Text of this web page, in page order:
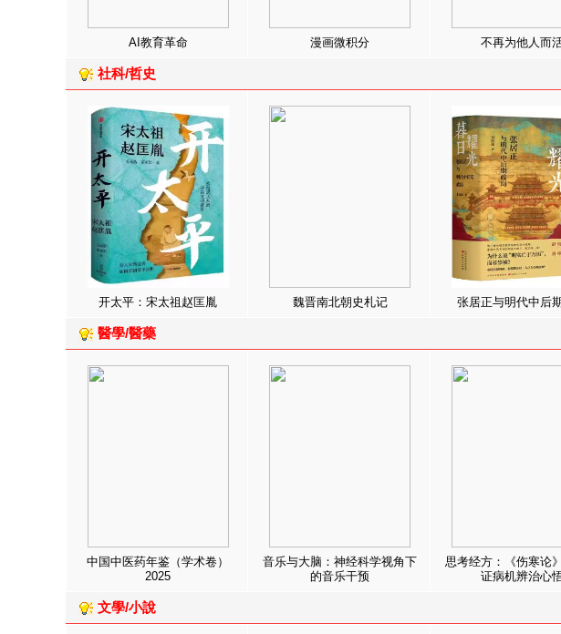
AI教育革命 漫画微积分 不再为他人而
社科/哲史
开太平：宋太祖赵匡胤 魏晋南北朝史札记 张居正与明代中后
醫學/醫藥
中国中医药年鉴（学术卷）
2025
音乐与大脑：神经科学视角下
的音乐干预
思考经方：《伤寒论
证病机辨治心
文學/小說